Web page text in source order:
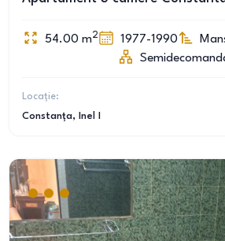
54.00 m2 1977-1990
Locație:
Constanța, Inel I